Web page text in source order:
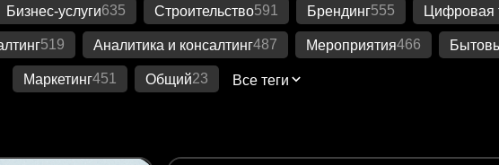
Бизнес-услуги635 Строительство591 Брендинг555 Цифровая
519 Аналитика и консалтинг487 Мероприятия466
Маркетинг451 Общий23 Все теги